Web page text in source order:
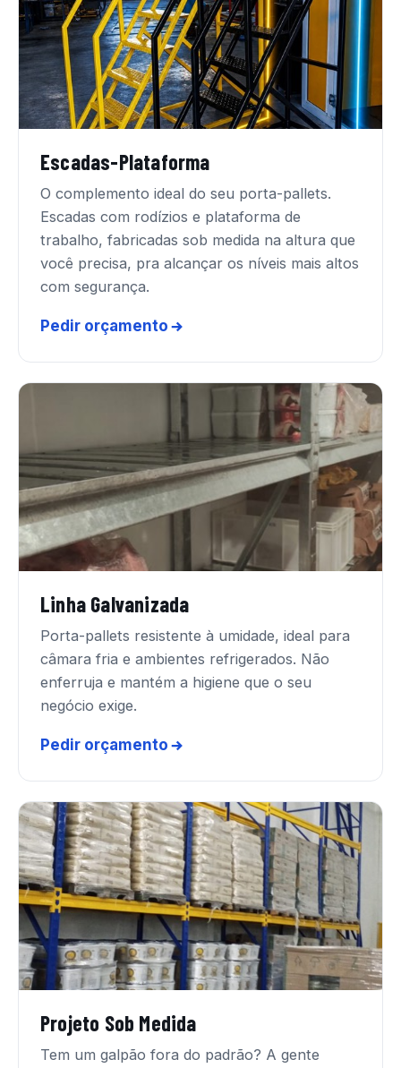
Escadas-Plataforma
O complemento ideal do seu porta-pallets.
Escadas com rodízios e plataforma de
trabalho, fabricadas sob medida na altura que
você precisa, pra alcançar os níveis mais altos
com segurança.
Pedir orçamento
Linha Galvanizada
Porta-pallets resistente à umidade, ideal para
câmara fria e ambientes refrigerados. Não
enferruja e mantém a higiene que o seu
negócio exige.
Pedir orçamento
Projeto Sob Medida
Tem um galpão fora do padrão? A gente